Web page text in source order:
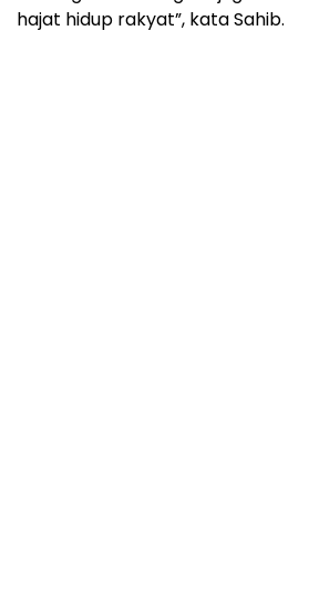
hajat hidup rakyat”, kata Sahib.